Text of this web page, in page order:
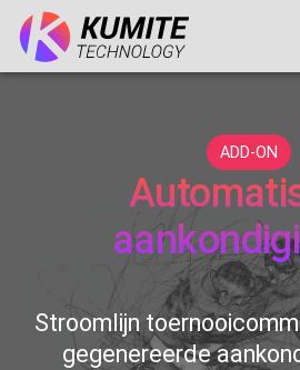
ADD-ON
Stroomlijn
gegenereerde